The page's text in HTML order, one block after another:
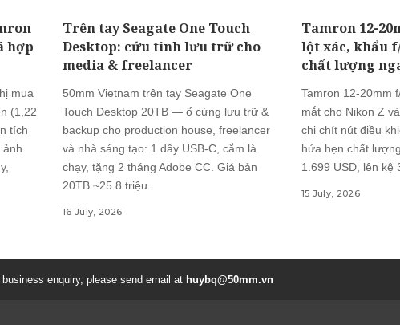
hợp
mua
(1,22
tích
ảnh
Trên tay Seagate One Touch
Desktop: cứu tinh lưu trữ cho
media & freelancer
50mm Vietnam trên tay Seagate One
Touch Desktop 20TB — ổ cứng lưu trữ &
backup cho production house, freelancer
và nhà sáng tạo: 1 dây USB-C, cắm là
chạy, tặng 2 tháng Adobe CC. Giá bản
20TB ~25.8 triệu.
16 July, 2026
Tamron 12-
lột xác, khẩu
chất lượng
Tamron 12-20mm
mắt cho Nikon Z
chi chít nút điều
hứa hẹn chất
1.699 USD, lên kệ
15 July, 2026
enquiry, please send email at huybq@50mm.vn